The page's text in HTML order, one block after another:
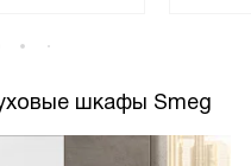
шкафы Smeg